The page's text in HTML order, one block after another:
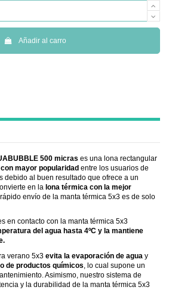
Añadir al carro
500 micras es una lona rectangular
mayor popularidad entre los usuarios de
debido al buen resultado que ofrece a un
en la lona térmica con la mejor
rápido envío de la manta térmica 5x3 es de solo
en contacto con la manta térmica 5x3
del agua hasta 4ºC y la mantiene
verano 5x3 evita la evaporación de agua y
de productos químicos, lo cual supone un
Asimismo, nuestro sistema de
y la durabilidad de la manta térmica 5x3